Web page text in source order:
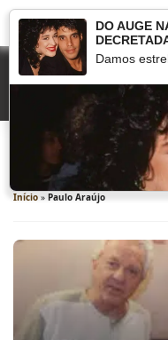
Paulo
Início » Paulo Araújo
DO AUGE
Damos